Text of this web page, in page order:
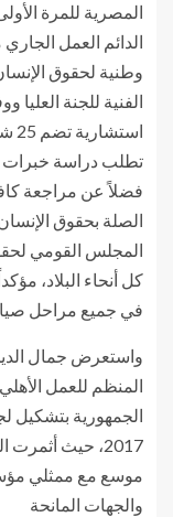
المصرية للمرة
وطنية لحقوق
الفنية للجنة
تطلب دراسة خبرات
فضلاً عن مراجعة
الصلة بحقوق
المجلس القومي
كل أنحاء البلاد،
في جميع مراحل
واستعرض جمال
المنظم للعمل
الجمهورية بتشكيل
2017، حيث
موسع مع ممثلي
والجهات المانحة